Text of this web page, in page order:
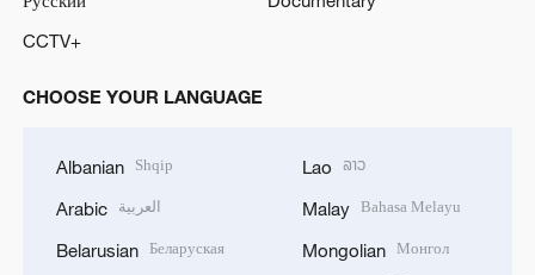
CCTV+
CHOOSE YOUR LANGUAGE
Albanian Shqip
Arabic العربية
Belarusian Беларуская
Lao ລາວ
Malay Bahasa Melayu
Mongolian Монгол